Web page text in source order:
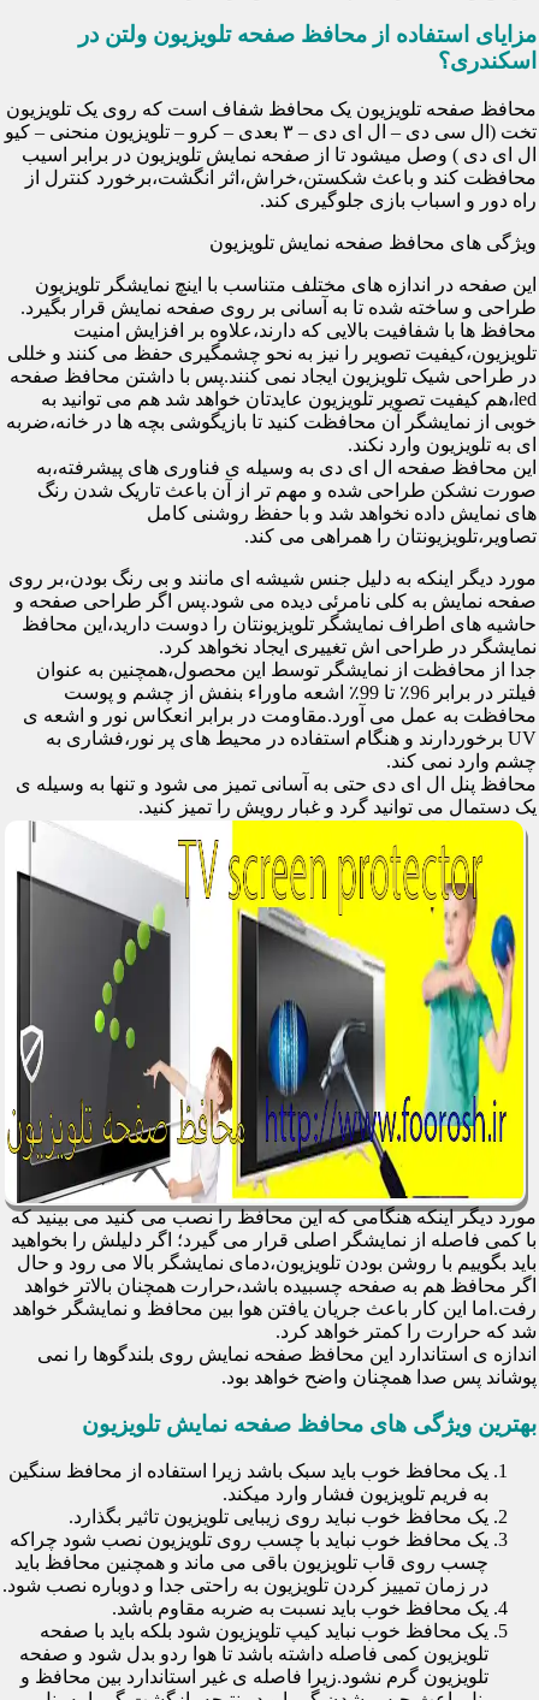
مزایای استفاده از محافظ صفحه تلویزیون ولتن در
اسکندری؟
محافظ صفحه تلویزیون یک محافظ شفاف است که روی یک تلویزیون
تخت (ال سی دی – ال ای دی – ۳ بعدی – کرو – تلویزیون منحنی – کیو
ال ای دی ) وصل میشود تا از صفحه نمایش تلویزیون در برابر اسیب
محافظت کند و باعث شکستن،خراش،اثر انگشت،برخورد کنترل از
راه دور و اسباب بازی جلوگیری کند.
ویژگی های محافظ صفحه نمایش تلویزیون
این صفحه در اندازه های مختلف متناسب با اینچ نمایشگر تلویزیون
طراحی و ساخته شده تا به آسانی بر روی صفحه نمایش قرار بگیرد.
محافظ ها با شفافیت بالایی که دارند،علاوه بر افزایش امنیت
تلویزیون،کیفیت تصویر را نیز به نحو چشمگیری حفظ می کنند و خللی
در طراحی شیک تلویزیون ایجاد نمی کنند.پس با داشتن محافظ صفحه
led،هم کیفیت تصویر تلویزیون عایدتان خواهد شد هم می توانید به
خوبی از نمایشگر آن محافظت کنید تا بازیگوشی بچه ها در خانه،ضربه
ای به تلویزیون وارد نکند.
این محافظ صفحه ال ای دی به وسیله ی فناوری های پیشرفته،به
صورت نشکن طراحی شده و مهم تر از آن باعث تاریک شدن رنگ
های نمایش داده نخواهد شد و با حفظ روشنی کامل
تصاویر،تلویزیونتان را همراهی می کند.
مورد دیگر اینکه به دلیل جنس شیشه ای مانند و بی رنگ بودن،بر روی
صفحه نمایش به کلی نامرئی دیده می شود.پس اگر طراحی صفحه و
حاشیه های اطراف نمایشگر تلویزیونتان را دوست دارید،این محافظ
نمایشگر در طراحی اش تغییری ایجاد نخواهد کرد.
جدا از محافظت از نمایشگر توسط این محصول،همچنین به عنوان
فیلتر در برابر 96٪ تا 99٪ اشعه ماوراء بنفش از چشم و پوست
محافظت به عمل می آورد.مقاومت در برابر انعکاس نور و اشعه ی
UV برخوردارند و هنگام استفاده در محیط های پر نور،فشاری به
چشم وارد نمی کند.
محافظ پنل ال ای دی حتی به آسانی تمیز می شود و تنها به وسیله ی
یک دستمال می توانید گرد و غبار رویش را تمیز کنید.
مورد دیگر اینکه هنگامی که این محافظ را نصب می کنید می بینید که
با کمی فاصله از نمایشگر اصلی قرار می گیرد؛ اگر دلیلش را بخواهید
باید بگوییم با روشن بودن تلویزیون،دمای نمایشگر بالا می رود و حال
اگر محافظ هم به صفحه چسبیده باشد،حرارت همچنان بالاتر خواهد
رفت.اما این کار باعث جریان یافتن هوا بین محافظ و نمایشگر خواهد
شد که حرارت را کمتر خواهد کرد.
اندازه ی استاندارد این محافظ صفحه نمایش روی بلندگوها را نمی
پوشاند پس صدا همچنان واضح خواهد بود.
بهترین ویژگی های محافظ صفحه نمایش تلویزیون
یک محافظ خوب باید سبک باشد زیرا استفاده از محافظ سنگین
به فریم تلویزیون فشار وارد میکند.
یک محافظ خوب نباید روی زیبایی تلویزیون تاثیر بگذارد.
یک محافظ خوب نباید با چسب روی تلویزیون نصب شود چراکه
چسب روی قاب تلویزیون باقی می ماند و همچنین محافظ باید
در زمان تمییز کردن تلویزیون به راحتی جدا و دوباره نصب شود.
یک محافظ خوب باید نسبت به ضربه مقاوم باشد.
یک محافظ خوب نباید کیپ تلویزیون شود بلکه باید با صفحه
تلویزیون کمی فاصله داشته باشد تا هوا ردو بدل شود و صفحه
تلویزیون گرم نشود.زیرا فاصله ی غیر استاندارد بین محافظ و